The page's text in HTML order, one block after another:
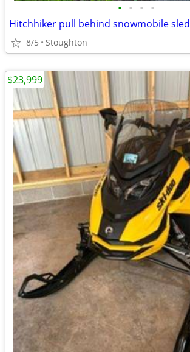
• • • •
Hitchhiker pull behind snowmobile sled
8/5 Stoughton
$23,999